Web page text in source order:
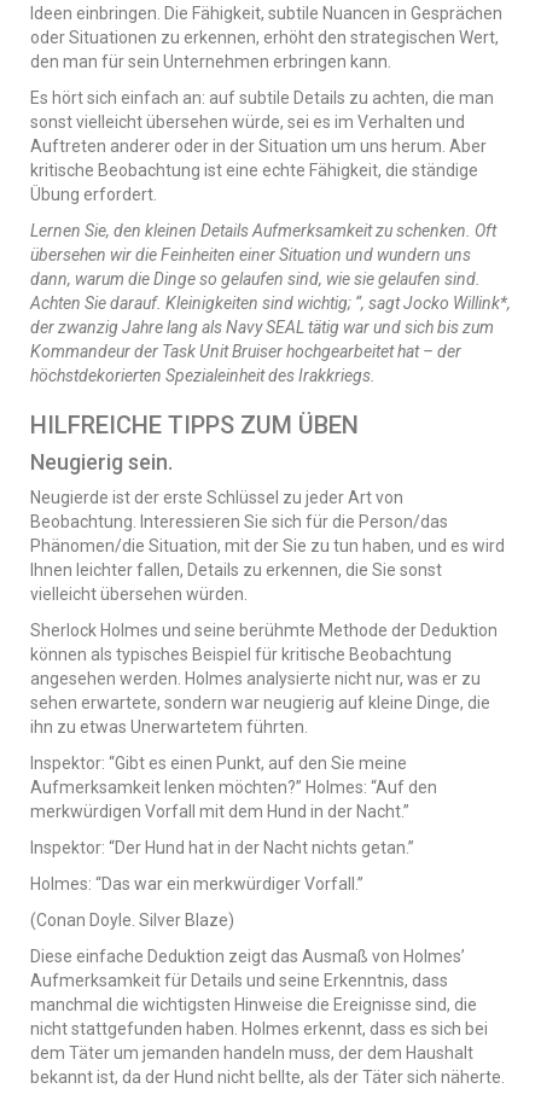
Ideen einbringen. Die Fähigkeit, subtile Nuancen in Gesprächen
oder Situationen zu erkennen, erhöht den strategischen Wert,
den man für sein Unternehmen erbringen kann.
Es hört sich einfach an: auf subtile Details zu achten, die man
sonst vielleicht übersehen würde, sei es im Verhalten und
Auftreten anderer oder in der Situation um uns herum. Aber
kritische Beobachtung ist eine echte Fähigkeit, die ständige
Übung erfordert.
Lernen Sie, den kleinen Details Aufmerksamkeit zu schenken. Oft
übersehen wir die Feinheiten einer Situation und wundern uns
dann, warum die Dinge so gelaufen sind, wie sie gelaufen sind.
Achten Sie darauf. Kleinigkeiten sind wichtig; “, sagt Jocko Willink*,
der zwanzig Jahre lang als Navy SEAL tätig war und sich bis zum
Kommandeur der Task Unit Bruiser hochgearbeitet hat – der
höchstdekorierten Spezialeinheit des Irakkriegs.
HILFREICHE TIPPS ZUM ÜBEN
Neugierig sein.
Neugierde ist der erste Schlüssel zu jeder Art von
Beobachtung. Interessieren Sie sich für die Person/das
Phänomen/die Situation, mit der Sie zu tun haben, und es wird
Ihnen leichter fallen, Details zu erkennen, die Sie sonst
vielleicht übersehen würden.
Sherlock Holmes und seine berühmte Methode der Deduktion
können als typisches Beispiel für kritische Beobachtung
angesehen werden. Holmes analysierte nicht nur, was er zu
sehen erwartete, sondern war neugierig auf kleine Dinge, die
ihn zu etwas Unerwartetem führten.
Inspektor: “Gibt es einen Punkt, auf den Sie meine
Aufmerksamkeit lenken möchten?” Holmes: “Auf den
merkwürdigen Vorfall mit dem Hund in der Nacht.”
Inspektor: “Der Hund hat in der Nacht nichts getan.”
Holmes: “Das war ein merkwürdiger Vorfall.”
(Conan Doyle. Silver Blaze)
Diese einfache Deduktion zeigt das Ausmaß von Holmes’
Aufmerksamkeit für Details und seine Erkenntnis, dass
manchmal die wichtigsten Hinweise die Ereignisse sind, die
nicht stattgefunden haben. Holmes erkennt, dass es sich bei
dem Täter um jemanden handeln muss, der dem Haushalt
bekannt ist, da der Hund nicht bellte, als der Täter sich näherte.